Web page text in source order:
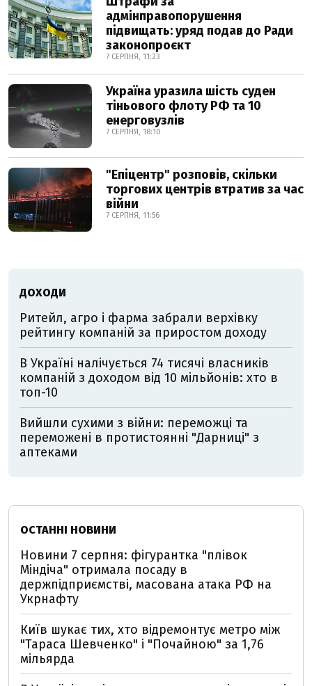
адмінправопорушення
підвищать: уряд подав до Ради
законопроєкт
7 СЕРПНЯ, 11:23
Україна уразила шість суден
тіньового флоту РФ та 10
енерговузлів
7 СЕРПНЯ, 18:10
"Епіцентр" розповів, скільки
торгових центрів втратив за час
війни
7 СЕРПНЯ, 11:56
ДОХОДИ
Ритейл, агро і фарма забрали верхівку
рейтингу компаній за приростом доходу
В Україні налічується 74 тисячі власників
компаній з доходом від 10 мільйонів: хто в
топ-10
Вийшли сухими з війни: переможці та
переможені в протистоянні "Дарниці" з
аптеками
ОСТАННІ НОВИНИ
Новини 7 серпня: фігурантка "плівок
Міндіча" отримала посаду в
держпідприємстві, масована атака РФ на
Укрнафту
Київ шукає тих, хто відремонтує метро між
"Тараса Шевченко" і "Почайною" за 1,76
мільярда